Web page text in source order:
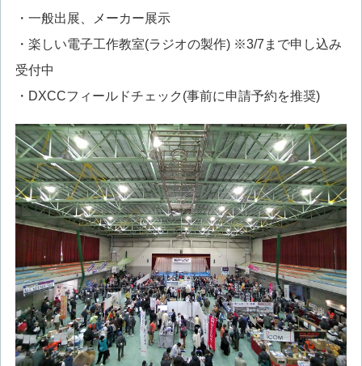
・一般出展、メーカー展示
・楽しい電子工作教室(ラジオの製作) ※3/7まで申し込み
受付中
・DXCCフィールドチェック(事前に申請予約を推奨)